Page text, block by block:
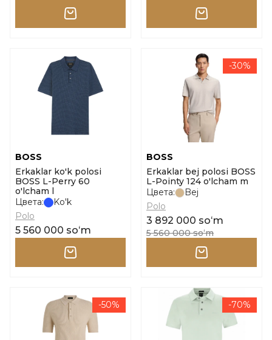
BOSS
Erkaklar ko'k polosi
BOSS L-Perry 60
o'lcham l
Цвета:
Ko'k
Polo
5 560 000 soʻm
-30%
BOSS
Erkaklar bej polosi BOSS
L-Pointy 124 o'lcham m
Цвета:
Bej
Polo
3 892 000 soʻm
5 560 000 soʻm
-50% -70%